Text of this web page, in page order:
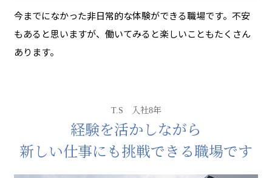
今までになかった非日常的な体験ができる職場です。不安
もあると思いますが、働いてみると楽しいこともたくさん
あります。
T.S 入社8年
経験を活かしながら
新しい仕事にも挑戦できる職場です